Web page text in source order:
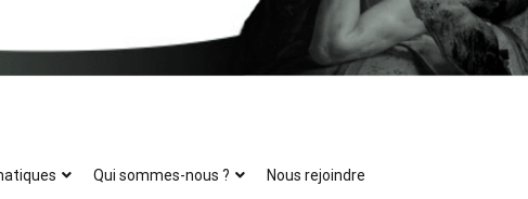
Qui sommes-nous ? Nous rejoindre